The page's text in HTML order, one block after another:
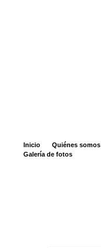
Inicio Quiénes somos
Galería de fotos